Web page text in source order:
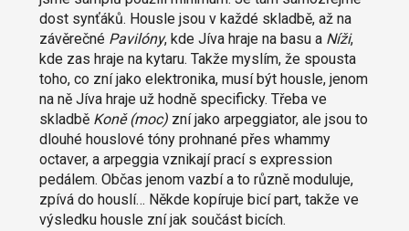
dost synťáků. Housle jsou v každé skladbě, až na
závěrečné Pavilóny, kde Jíva hraje na basu a Níži,
kde zas hraje na kytaru. Takže myslím, že spousta
toho, co zní jako elektronika, musí být housle, jenom
na ně Jíva hraje už hodně specificky. Třeba ve
skladbě Koně (moc)zní jako arpeggiator, ale jsou to
dlouhé houslové tóny prohnané přes whammy
octaver, a arpeggia vznikají prací s expression
pedálem. Občas jenom vazbí a to různě moduluje,
zpívá do houslí… Někde kopíruje bicí part, takže ve
výsledku housle zní jak součást bicích.